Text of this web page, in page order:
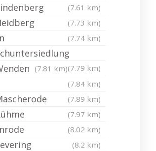
(7.61 km)
(7.73 km)
(7.74 km)
(7.79 km)
(7.81 km)
(7.84 km)
(7.89 km)
(7.97 km)
(8.02 km)
(8.2 km)